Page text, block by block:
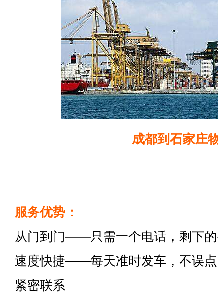
成都到石家庄
服务优势：
从门到门——只需一个电话，剩下
速度快捷——每天准时发车，不误
紧密联系